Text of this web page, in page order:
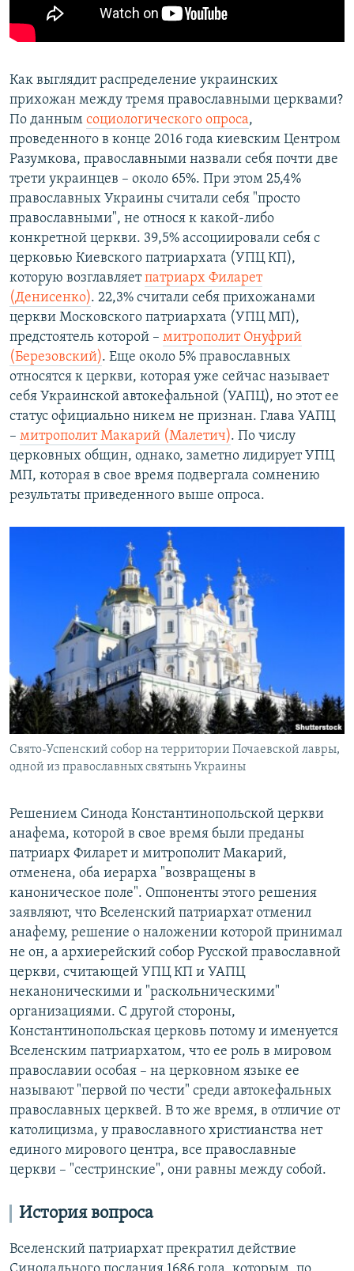
Как выглядит распределение украинских
прихожан между тремя православными церквами?
По данным социологического опроса,
проведенного в конце 2016 года киевским Центром
Разумкова, православными назвали себя почти две
трети украинцев – около 65%. При этом 25,4%
православных Украины считали себя "просто
православными", не относя к какой-либо
конкретной церкви. 39,5% ассоциировали себя с
церковью Киевского патриархата (УПЦ КП),
которую возглавляетпатриарх Филарет
(Денисенко). 22,3% считали себя прихожанами
церкви Московского патриархата (УПЦ МП),
предстоятель которой – митрополит Онуфрий
(Березовский). Еще около 5% православных
относятся к церкви, которая уже сейчас называет
себя Украинской автокефальной (УАПЦ), но этот ее
статус официально никем не признан. Глава УАПЦ
– митрополит Макарий (Малетич). По числу
церковных общин, однако, заметно лидирует УПЦ
МП, которая в свое время подвергала сомнению
результаты приведенного выше опроса.
Свято-Успенский собор на территории Почаевской лавры,
одной из православных святынь Украины
Решением Синода Константинопольской церкви
анафема, которой в свое время были преданы
патриарх Филарет и митрополит Макарий,
отменена, оба иерарха "возвращены в
каноническое поле". Оппоненты этого решения
заявляют, что Вселенский патриархат отменил
анафему, решение о наложении которой принимал
не он, а архиерейский собор Русской православной
церкви, считающей УПЦ КП и УАПЦ
неканоническими и "раскольническими"
организациями. С другой стороны,
Константинопольская церковь потому и именуется
Вселенским патриархатом, что ее роль в мировом
православии особая – на церковном языке ее
называют "первой по чести" среди автокефальных
православных церквей. В то же время, в отличие от
католицизма, у православного христианства нет
единого мирового центра, все православные
церкви – "сестринские", они равны между собой.
История вопроса
Вселенский патриархат прекратил действие